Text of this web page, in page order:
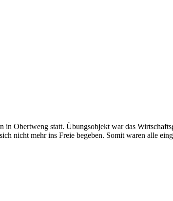
Obertweng statt. Übungsobjekt war das
nicht mehr ins Freie begeben. Somit waren alle